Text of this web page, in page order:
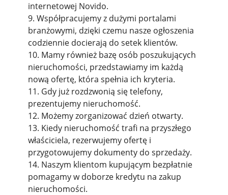
internetowej Novido.
9. Współpracujemy z dużymi portalami
branżowymi, dzięki czemu nasze ogłoszenia
codziennie docierają do setek klientów.
10. Mamy również bazę osób poszukujących
nieruchomości, przedstawiamy im każdą
nową ofertę, która spełnia ich kryteria.
11. Gdy już rozdzwonią się telefony,
prezentujemy nieruchomość.
12. Możemy zorganizować dzień otwarty.
13. Kiedy nieruchomość trafi na przyszłego
właściciela, rezerwujemy ofertę i
przygotowujemy dokumenty do sprzedaży.
14. Naszym klientom kupującym bezpłatnie
pomagamy w doborze kredytu na zakup
nieruchomości.